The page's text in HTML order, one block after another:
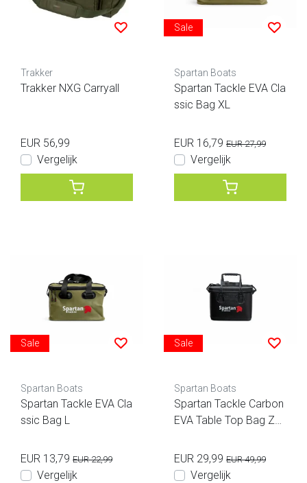
Trakker
Trakker NXG Carryall
EUR 56,99
Vergelijk
Sale
Spartan Boats
Spartan Tackle EVA Cla
ssic Bag XL
EUR 16,79 EUR 27,99
Vergelijk
Sale
Spartan Boats
Spartan Tackle EVA Cla
ssic Bag L
EUR 13,79 EUR 22,99
Vergelijk
Sale
Spartan Boats
Spartan Tackle Carbon
EVA Table Top Bag Zw
EUR 29,99 EUR 49,99
Vergelijk